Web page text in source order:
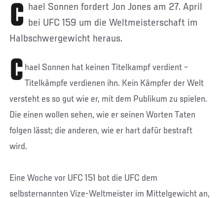
Chael Sonnen fordert Jon Jones am 27. April bei UFC 159 um die Weltmeisterschaft im
Halbschwergewicht heraus.
C hael Sonnen hat keinen Titelkampf verdient –
Titelkämpfe verdienen ihn. Kein Kämpfer der Welt
versteht es so gut wie er, mit dem Publikum zu spielen.
Die einen wollen sehen, wie er seinen Worten Taten
folgen lässt; die anderen, wie er hart dafür bestraft
wird.
Eine Woche vor UFC 151 bot die UFC dem
selbsternannten Vize-Weltmeister im Mittelgewicht an,